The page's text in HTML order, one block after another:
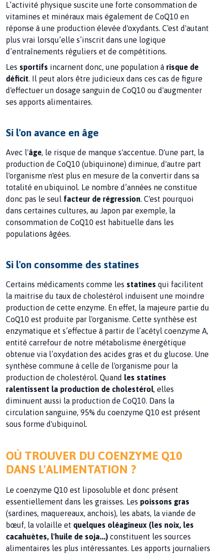
L’activité physique suscite une forte consommation de
vitamines et minéraux mais également de CoQ10 en
réponse à une production élevée d'oxydants. C'est d'autant
plus vrai lorsqu’elle s’inscrit dans une logique
d’entraînements réguliers et de compétitions.
Les sportifs incarnent donc, une population à risque de
déficit. Il peut alors être judicieux dans ces cas de figure
d'effectuer un dosage sanguin de CoQ10 ou d'augmenter
ses apports alimentaires.
Si l'on avance en âge
Avec l'âge, le risque de manque s'accentue. D'une part, la
production de CoQ10 (ubiquinone) diminue, d'autre part
l'organisme n'est plus en mesure de la convertir dans sa
totalité en ubiquinol. Le nombre d’années ne constitue
donc pas le seul facteur de régression. C'est pourquoi
dans certaines cultures, au Japon par exemple, la
consommation de CoQ10 est habituelle dans les
populations âgées.
Si l'on consomme des statines
Certains médicaments comme les statines qui facilitent
la maitrise du taux de cholestérol induisent une moindre
production de cette enzyme. En effet, la majeure partie du
CoQ10 est produite par l'organisme. Cette synthèse est
enzymatique et s’effectue à partir de l’acétyl coenzyme A,
entité carrefour de notre métabolisme énergétique
obtenue via l’oxydation des acides gras et du glucose. Une
synthèse commune à celle de l'organisme pour la
production de cholestérol. Quand les statines
ralentissent la production de cholestérol, elles
diminuent aussi la production de CoQ10. Dans la
circulation sanguine, 95% du coenzyme Q10 est présent
sous forme d'ubiquinol.
OÙ TROUVER DU COENZYME Q10
DANS L'ALIMENTATION ?
Le coenzyme Q10 est liposoluble et donc présent
essentiellement dans les graisses. Les poissons gras
(sardines, maquereaux, anchois), les abats, la viande de
bœuf, la volaille et quelques oléagineux (les noix, les
cacahuètes, l'huile de soja...) constituent les sources
alimentaires les plus intéressantes. Les apports journaliers